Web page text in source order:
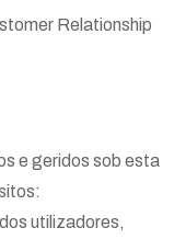
Relationship
e geridos sob esta
utilizadores,